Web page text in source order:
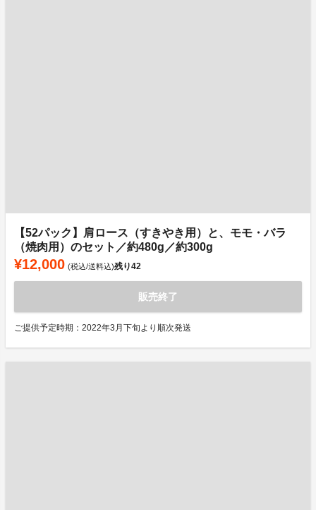
【52パック】肩ロース（すきやき用）と、モモ・バラ
（焼肉用）のセット／約480g／約300g
¥12,000 (税込/送料込)残り42
販売終了
ご提供予定時期：2022年3月下旬より順次発送